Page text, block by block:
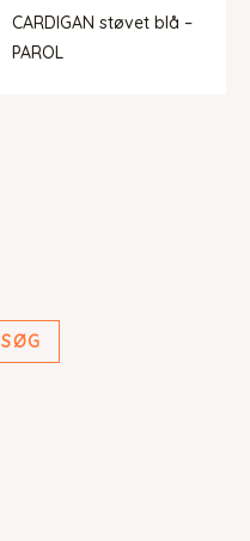
SØG
CARDIGAN støvet blå –
PAROL